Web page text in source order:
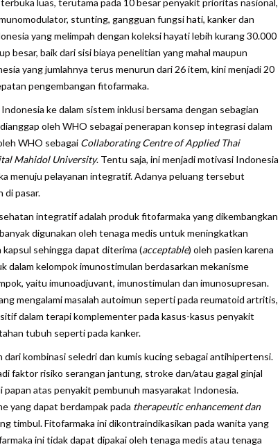
luas, terutama pada 10 besar penyakit prioritas nasional,
stunting, gangguan fungsi hati, kanker dan
yang melimpah dengan koleksi hayati lebih kurang 30.000
besar, baik dari sisi biaya penelitian yang mahal maupun
yang jumlahnya terus menurun dari 26 item, kini menjadi 20
pengembangan fitofarmaka.
ke dalam sistem inklusi bersama dengan sebagian
oleh WHO sebagai penerapan konsep integrasi dalam
WHO sebagai Collaborating Centre of Applied Thai
Mahidol University. Tentu saja, ini menjadi motivasi Indonesia
menuju pelayanan integratif. Adanya peluang tersebut
di pasar.
integratif adalah produk fitofarmaka yang dikembangkan
digunakan oleh tenaga medis untuk meningkatkan
sehingga dapat diterima (acceptable) oleh pasien karena
kelompok imunostimulan berdasarkan mekanisme
yaitu imunoadjuvant, imunostimulan dan imunosupresan.
mengalami masalah autoimun seperti pada reumatoid artritis,
dalam terapi komplementer pada kasus-kasus penyakit
tubuh seperti pada kanker.
kombinasi seledri dan kumis kucing sebagai antihipertensi.
faktor risiko serangan jantung, stroke dan/atau gagal ginjal
atas penyakit pembunuh masyarakat Indonesia.
yang dapat berdampak pada therapeutic enhancement dan
timbul. Fitofarmaka ini dikontraindikasikan pada wanita yang
ini tidak dapat dipakai oleh tenaga medis atau tenaga